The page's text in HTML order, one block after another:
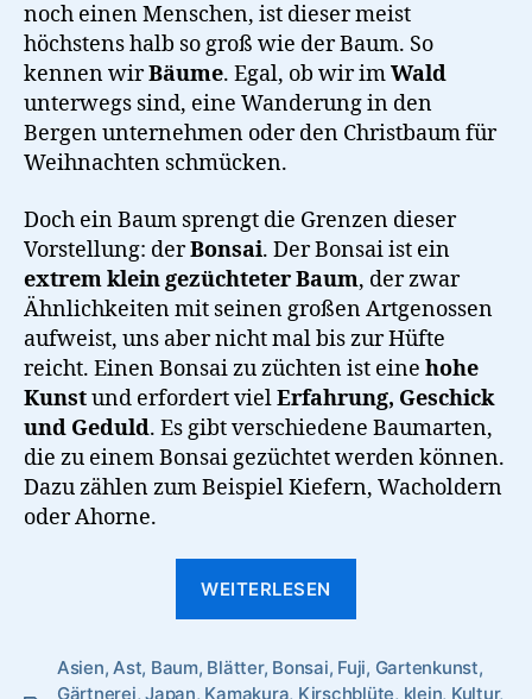
noch einen Menschen, ist dieser meist
höchstens halb so groß wie der Baum. So
kennen wirBäume. Egal, ob wir imWald
unterwegs sind, eine Wanderung in den
Bergen unternehmen oder den Christbaum für
Weihnachten schmücken.
Doch ein Baum sprengt die Grenzen dieser
Vorstellung: derBonsai. Der Bonsai ist ein
extrem klein gezüchteter Baum, der zwar
Ähnlichkeiten mit seinen großen Artgenossen
aufweist, uns aber nicht mal bis zur Hüfte
reicht. Einen Bonsai zu züchten ist eine hohe
Kunstund erfordert vielErfahrung, Geschick
und Geduld. Es gibt verschiedene Baumarten,
die zu einem Bonsai gezüchtet werden können.
Dazu zählen zum Beispiel Kiefern, Wacholdern
oder Ahorne.
WEITERLESEN
aus
Asien,Ast, Baum, Blätter, Bonsai, Fuji, Gartenkunst,
Gärtnerei,Japan, Kamakura, Kirschblüte, klein, Kultur,